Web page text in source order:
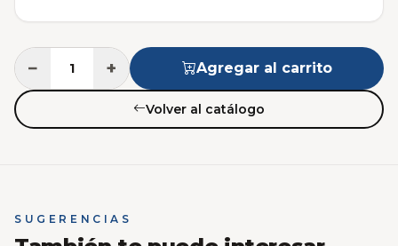
− + Agregar al carrito
Volver al catálogo
SUGERENCIAS